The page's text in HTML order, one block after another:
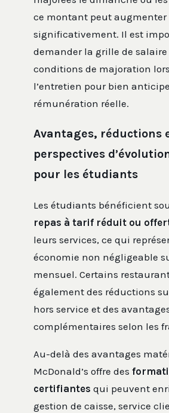
ce montant peut augmenter
significativement. Il est
demander la grille de salaire
conditions de majoration
l’entretien pour bien
rémunération réelle.
Avantages, réductions
perspectives
pour les étudiants
Les étudiants bénéficient
repas à tarif réduit ou
leurs services, ce qui
économie non négligeable
mensuel. Certains
également des réductions
hors service et des
complémentaires selon les
Au-delà des avantages
McDonald’s offre des
certifiantes qui peuvent
gestion de caisse, service